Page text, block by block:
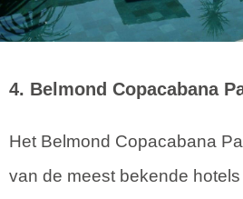
4. Belmond Copacabana
Het Belmond Copacabana
van de meest bekende